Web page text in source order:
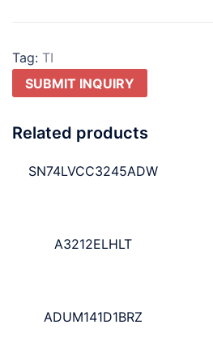
Tag: TI
SUBMIT INQUIRY
Related products
SN74LVCC3245ADW
A3212ELHLT
ADUM141D1BRZ